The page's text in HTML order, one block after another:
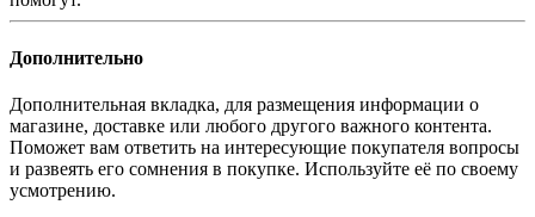
Дополнительно
Дополнительная вкладка, для размещения информации о
магазине, доставке или любого другого важного контента.
Поможет вам ответить на интересующие покупателя вопросы
и развеять его сомнения в покупке. Используйте её по своему
усмотрению.